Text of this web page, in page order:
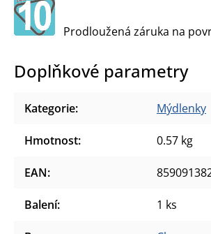
Prodloužená záruka na
Doplňkové parametry
Kategorie: Mýdlenky
Hmotnost: 0.57 kg
EAN:
Balení: 1 ks